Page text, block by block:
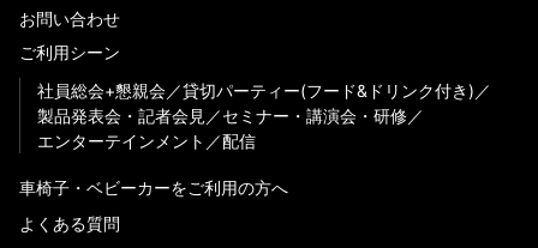
お問い合わせ
ご利用シーン
社員総会+懇親会
貸切パーティー(フード&ドリンク付き)
製品発表会・記者会見
セミナー・講演会・研修
エンターテインメント
配信
車椅子・ベビーカーをご利用の方へ
よくある質問